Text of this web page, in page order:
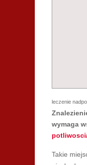
leczenie
wymaga
Takie